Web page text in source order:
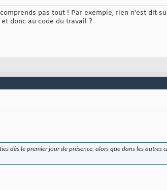
pas tout ! Par exemple, rien n'est dit
donc au code du travail ?
dès le premier jour de présence, alors que dans les autres